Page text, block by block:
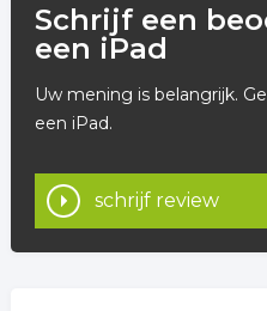
Schrijf een
een iPad
Uw mening is belangrijk.
een iPad.
schrijf review